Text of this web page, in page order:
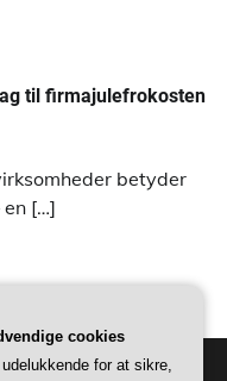
til firmajulefrokosten
betyder
[…]
cookies
for at sikre,